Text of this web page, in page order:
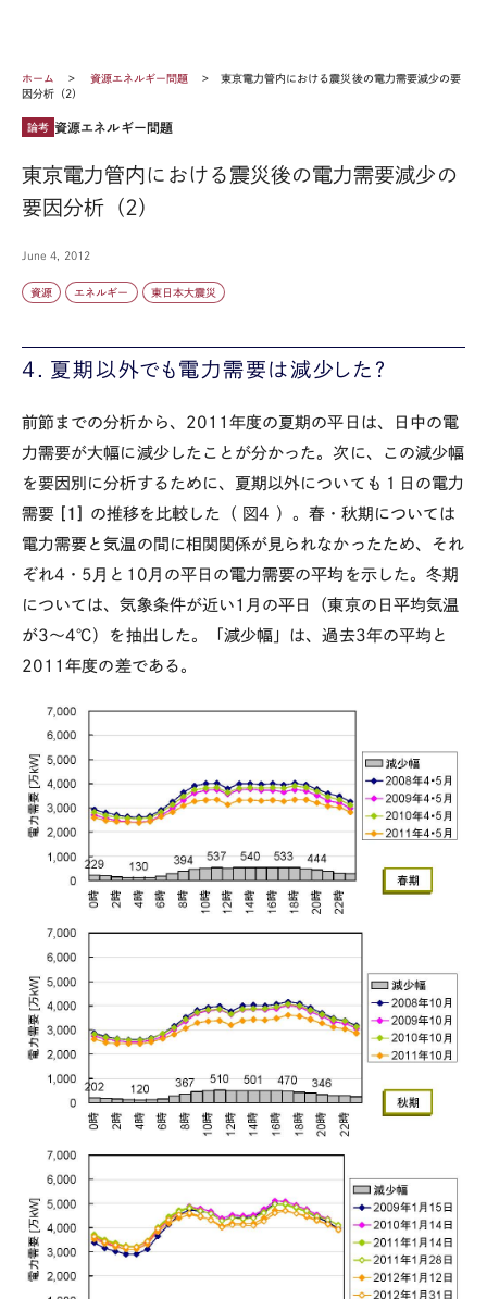
ホーム 資源エネルギー問題
東京電力管内における震災後の電力需要減少の要
因分析（2）
論考 資源エネルギー問題
東京電力管内における震災後の電力需要減少の
要因分析（2）
June 4, 2012
資源 エネルギー 東日本大震災
4．夏期以外でも電力需要は減少した？
前節までの分析から、2011年度の夏期の平日は、日中の電
力需要が大幅に減少したことが分かった。次に、この減少幅
を要因別に分析するために、夏期以外についても１日の電力
需要
[1] の推移を比較した（ 図4 ）。春・秋期については
電力需要と気温の間に相関関係が見られなかったため、それ
ぞれ4・5月と10月の平日の電力需要の平均を示した。冬期
については、気象条件が近い1月の平日（東京の日平均気温
が3～4℃）を抽出した。「減少幅」は、過去3年の平均と
2011年度の差である。